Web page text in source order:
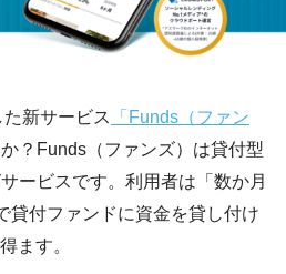
新サービス
「Funds（ファン
？Funds（ファンズ）は貸付型
ービスです。利用者は「数か月
貸付ファンドに資金を貸し付け
ます。